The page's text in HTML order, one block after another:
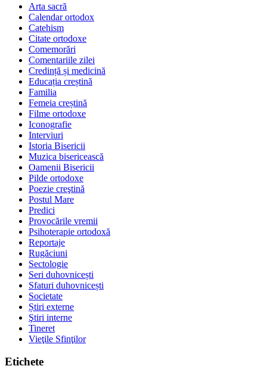
Arta sacră
Calendar ortodox
Catehism
Citate ortodoxe
Comemorări
Comentariile zilei
Credință și medicină
Educația creștină
Familia
Femeia creștină
Filme ortodoxe
Iconografie
Interviuri
Istoria Bisericii
Muzica bisericească
Oamenii Bisericii
Pilde ortodoxe
Poezie creştină
Postul Mare
Predici
Provocările vremii
Psihoterapie ortodoxă
Reportaje
Rugăciuni
Sectologie
Seri duhovnicești
Sfaturi duhovnicești
Societate
Știri externe
Ştiri interne
Tineret
Vieţile Sfinţilor
Etichete